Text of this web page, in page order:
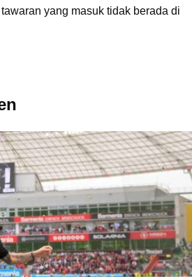
yang masuk tidak berada di